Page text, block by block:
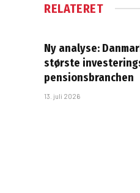
RELATERET
Ny analyse:
største
pensionsbranchen
13. juli 2026